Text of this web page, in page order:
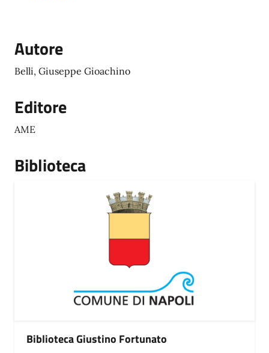
Autore
Belli, Giuseppe Gioachino
Editore
AME
Biblioteca
Biblioteca Giustino Fortunato